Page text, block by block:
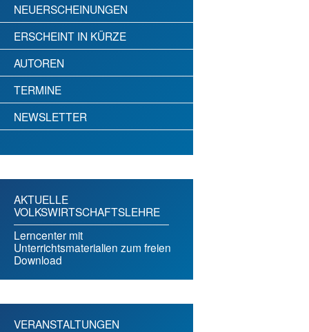
NEUERSCHEINUNGEN
ERSCHEINT IN KÜRZE
AUTOREN
TERMINE
NEWSLETTER
AKTUELLE
VOLKSWIRTSCHAFTSLEHRE
Lerncenter mit
Unterrichtsmaterialien zum freien
Download
VERANSTALTUNGEN